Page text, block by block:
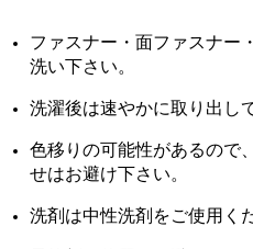
ファスナー・面ファスナー
洗い下さい。
洗濯後は速やかに取り出し
色移りの可能性があるので
せはお避け下さい。
洗剤は中性洗剤をご使用く